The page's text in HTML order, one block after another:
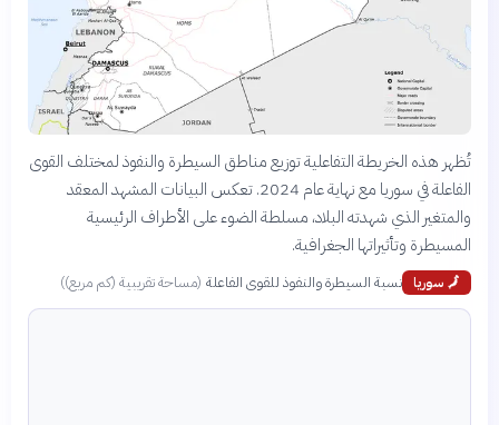
تُظهر هذه الخريطة التفاعلية توزيع مناطق السيطرة والنفوذ لمختلف القوى
الفاعلة في سوريا مع نهاية عام 2024. تعكس البيانات المشهد المعقد
والمتغير الذي شهدته البلاد، مسلطة الضوء على الأطراف الرئيسية
المسيطرة وتأثيراتها الجغرافية.
🗾 سوريا نسبة السيطرة والنفوذ للقوى الفاعلة (مساحة تقريبية (كم مربع))